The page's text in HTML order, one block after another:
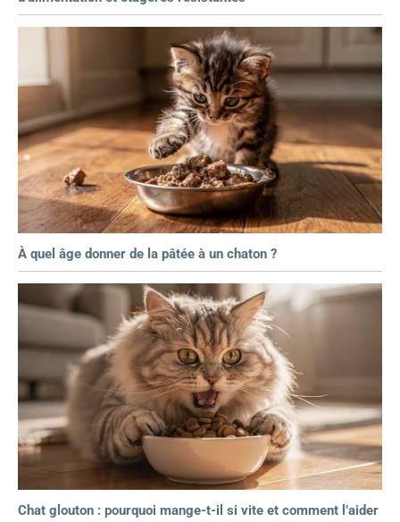
À quel âge donner de la pâtée à un chaton ?
Chat glouton : pourquoi mange-t-il si vite et comment l’aider